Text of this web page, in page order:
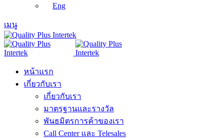
Eng
เมนู
หน้าแรก
เกี่ยวกับเรา
เกี่ยวกับเรา
มาตรฐานและรางวัล
พันธมิตรการค้าของเรา
Call Center และ Telesales